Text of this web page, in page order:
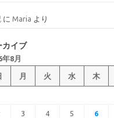
にMaria より
カイブ
年8月
月 火 水 木
3 4 5 6